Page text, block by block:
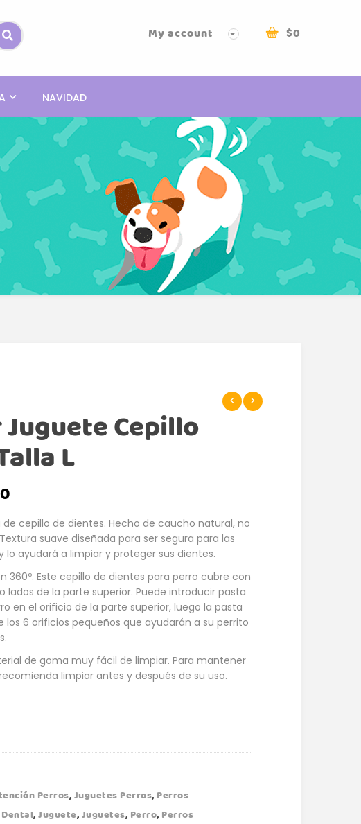
$0
My account
NAVIDAD
Cepillo
L
cepillo de dientes. Hecho de caucho natural, no
suave diseñada para ser segura para las
lo ayudará a limpiar y proteger sus dientes.
360º. Este cepillo de dientes para perro cubre con
lados de la parte superior. Puede introducir pasta
en el orificio de la parte superior, luego la pasta
los 6 orificios pequeños que ayudarán a su perrito
de goma muy fácil de limpiar. Para mantener
limpiar antes y después de su uso.
Perros,Juguetes Perros, Perros
Dental,Juguete,Juguetes, Perro, Perros